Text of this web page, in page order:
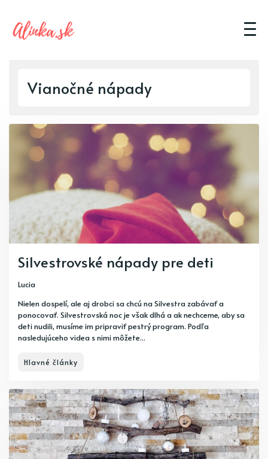
Vianočné nápady
Silvestrovské nápady pre deti
Lucia
Nielen dospelí, ale aj drobci sa chcú na Silvestra zabávať a
ponocovať. Silvestrovská noc je však dlhá a ak nechceme, aby sa
deti nudili, musíme im pripraviť pestrý program. Podľa
nasledujúceho videa s nimi môžete...
Hlavné články